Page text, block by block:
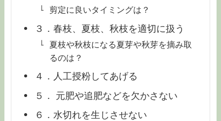
剪定に良いタイミングは？
３．春枝、夏枝、秋枝を適切に扱う
夏枝や秋枝になる夏芽や秋芽を摘み取
るのは？
４．人工授粉してあげる
５． 元肥や追肥などを欠かさない
６．水切れを生じさせない